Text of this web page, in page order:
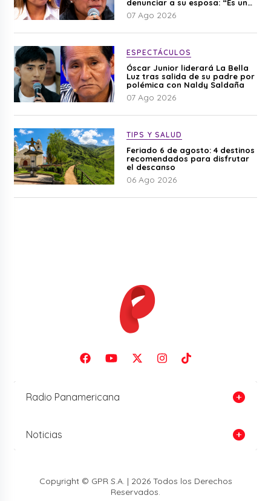
denunciar a su esposa: “Es una
difamación”
07 Ago 2026
ESPECTÁCULOS
Óscar Junior liderará La Bella
Luz tras salida de su padre por
polémica con Naldy Saldaña
07 Ago 2026
TIPS Y SALUD
Feriado 6 de agosto: 4 destinos
recomendados para disfrutar
el descanso
06 Ago 2026
Radio Panamericana
Noticias
Copyright © GPR S.A. | 2026 Todos los Derechos
Reservados.